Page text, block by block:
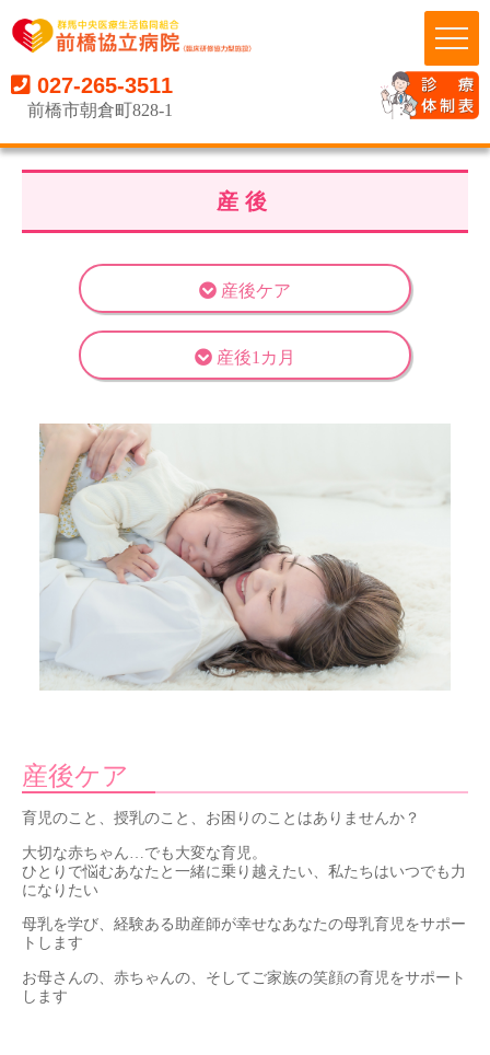
027-265-3511
前橋市朝倉町828-1
産後
産後ケア
産後1カ月
産後ケア
育児のこと、授乳のこと、お困りのことはありませんか？
大切な赤ちゃん…でも大変な育児。
ひとりで悩むあなたと一緒に乗り越えたい、私たちはいつでも力
になりたい
母乳を学び、経験ある助産師が幸せなあなたの母乳育児をサポー
トします
お母さんの、赤ちゃんの、そしてご家族の笑顔の育児をサポート
します